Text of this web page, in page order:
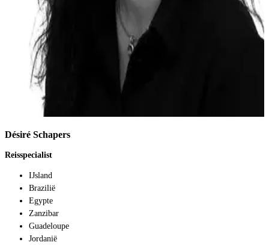
Désiré Schapers
Reisspecialist
IJsland
Brazilië
Egypte
Zanzibar
Guadeloupe
Jordanië